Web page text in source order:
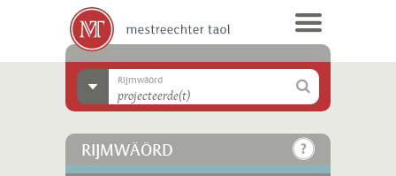
Rijmwäörd
RIJMWÄÖRD